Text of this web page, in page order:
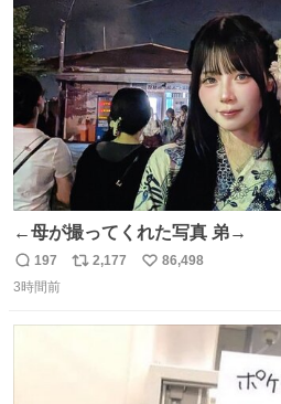
数
←母が撮ってくれた写真 弟→
返
信
197
リ
2,177
い
86,498
3時間前